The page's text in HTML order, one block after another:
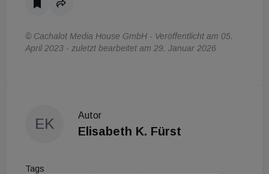
© Cachalot Media House GmbH - Veröffentlicht am 05.
April 2023 - zuletzt bearbeitet am 29. Januar 2026
EK
Autor
Elisabeth K. Fürst
Tags